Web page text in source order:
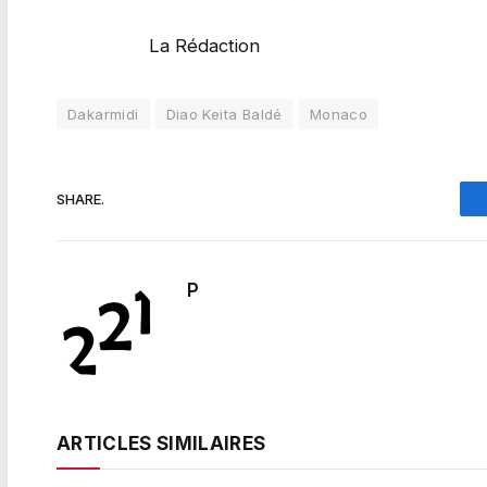
La Rédaction
Dakarmidi Diao Keita Baldé Monaco
SHARE.
P
ARTICLES SIMILAIRES